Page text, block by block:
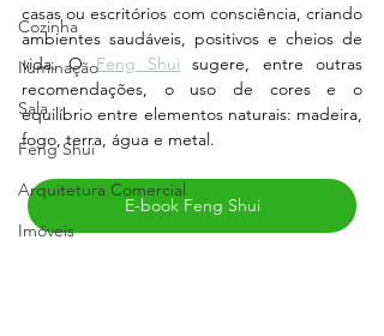
Cozinha
Iluminação
Sala
Feng Shui
Arquitetura Comercial
Imóveis
casas ou escritórios com consciência, criando
ambientes saudáveis, positivos e cheios de
vida. O Feng Shui sugere, entre outras
recomendações, o uso de cores e o
equilíbrio entre elementos naturais: madeira,
fogo, terra, água e metal.
E-book Feng Shui